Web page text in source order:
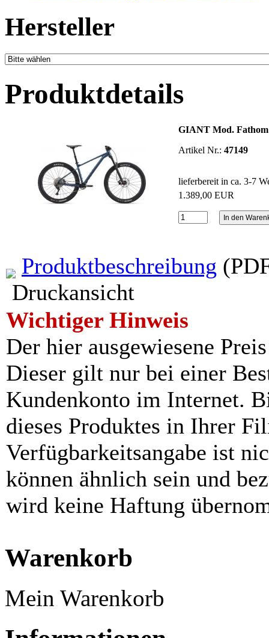
Hersteller
Produktdetails
GIANT Mod. Fathom
Artikel Nr.: 47149
lieferbereit in ca. 3-7
1.389,00 EUR
Produktbeschreibung
Druckansicht
Wichtiger Hinweis
Der hier ausgewiesene
Dieser gilt nur bei einer
Kundenkonto im Internet.
dieses Produktes in Ihrer
Verfügbarkeitsangabe ist
können ähnlich sein und
wird keine Haftung
Warenkorb
Mein Warenkorb